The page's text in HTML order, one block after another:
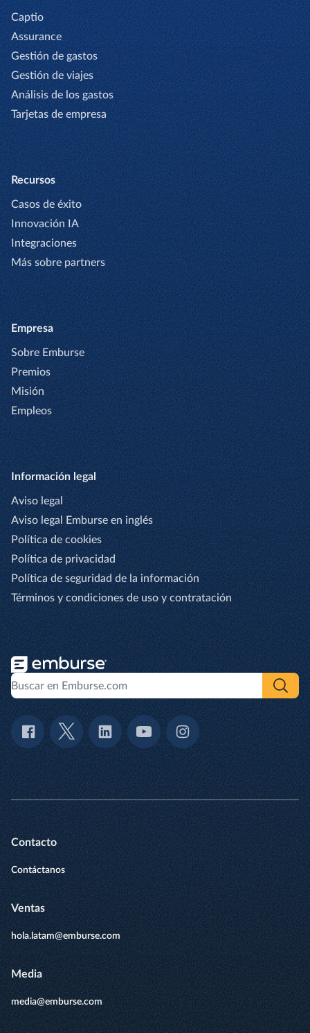
Captio
Assurance
Gestión de gastos
Gestión de viajes
Análisis de los gastos
Tarjetas de empresa
Recursos
Casos de éxito
Innovación IA
Integraciones
Más sobre partners
Empresa
Sobre Emburse
Premios
Misión
Empleos
Información legal
Aviso legal
Aviso legal Emburse en inglés
Política de cookies
Política de privacidad
Política de seguridad de la información
Términos y condiciones de uso y contratación
Contacto
Contáctanos
Ventas
hola.latam@emburse.com
Media
media@emburse.com